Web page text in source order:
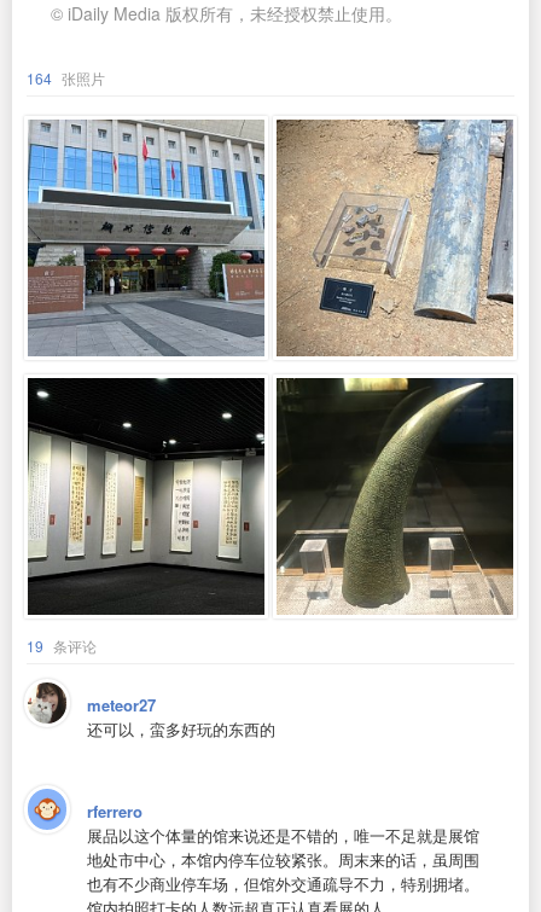
© iDaily Media 版权所有，未经授权禁止使用。
164 张照片
19 条评论
meteor27
还可以，蛮多好玩的东西的
rferrero
展品以这个体量的馆来说还是不错的，唯一不足就是展馆
地处市中心，本馆内停车位较紧张。周末来的话，虽周围
也有不少商业停车场，但馆外交通疏导不力，特别拥堵。